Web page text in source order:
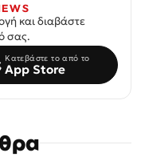
και διαβάστε
σας.
Κατεβάστε το από το
App Store